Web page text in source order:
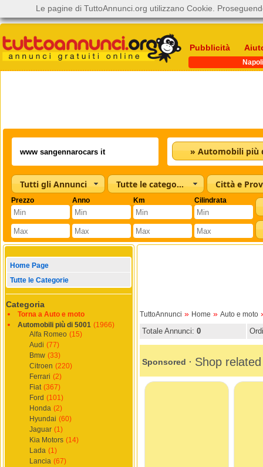
Pubblicità
Napoli
Tutti gli Annunci Tutte le categorie Città e
Prezzo Anno Km Cilindrata
Home Page
Tutte le Categorie
Categoria
Torna a Auto e moto
Automobili più di 5001 (1966)
Alfa Romeo (15)
Audi (77)
Bmw (33)
Citroen (220)
Ferrari (2)
Fiat (367)
Ford (101)
Honda (2)
Hyundai (60)
Jaguar (1)
Kia Motors (14)
Lada (1)
Lancia (67)
TuttoAnnunci » Home » Auto e moto
Totale Annunci: 0
Le pagine di TuttoAnnunci.org utilizzano Cookie.